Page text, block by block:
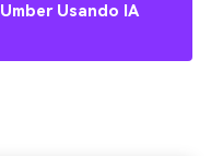
Usando IA